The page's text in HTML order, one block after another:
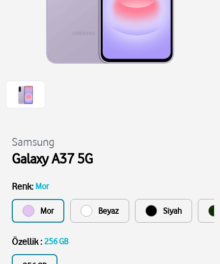
Samsung
Galaxy A37 5G
Renk: Mor
Mor Beyaz Siyah
Özellik: 256 GB